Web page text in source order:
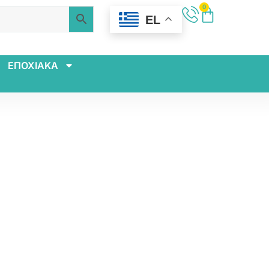
EL
0
ΕΠΟΧΙΑΚΑ